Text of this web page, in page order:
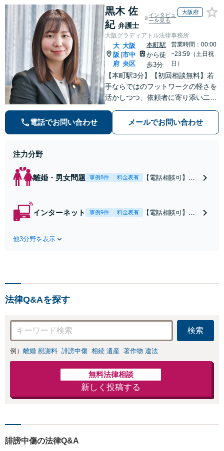
黒木 佐
紀 弁護士
インタビュ
ーを見る
大阪府
大阪グラディアトル法律事務所
大
阪
府
|
大阪
市中
央区
本町駅
から徒
歩3分
営業時間：00:00
~23:59（土日祝
日）
【本町駅3分】【初回相談無料】若
手ならではのフットワークの軽さを
活かしつつ、依頼者に寄り添い二人
依頼者に安心感を持っていただくた
めに、常に丁寧なコミュニケーショ
電話でお問い合わせ メールでお問い合わせ
注力分野
離婚・男女問題 事例8件 料金表有
【電話相談可】不
離婚に関するご相
インターネット 事例9件 料金表有
【電話相談可】ホ
上の誹謗中傷・風
ください。情報削
除に向けて全力を
尽くします。
他3分野を表示
法律Q&Aを探す
検索
例） 離婚 慰謝料 誹謗中傷 相続 遺産 著作物 違法
無料法律相談
新しく投稿する
誹謗中傷の法律Q&A